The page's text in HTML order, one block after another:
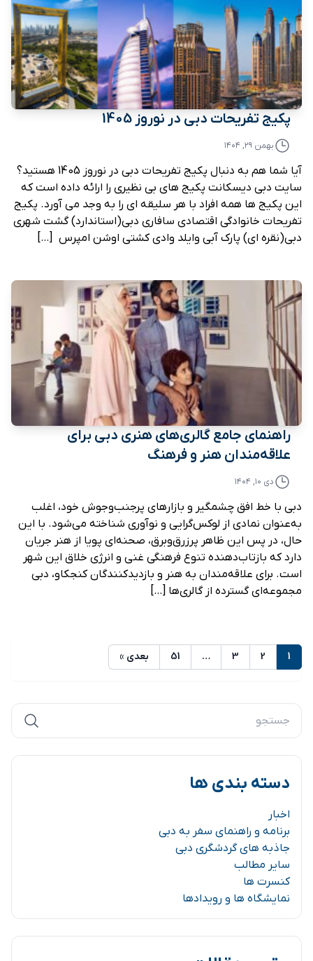
پکیج تفریحات دبی در نوروز 1405
بهمن ۲۹, ۱۴۰۴
آیا شما هم به دنبال پکیج تفریحات دبی در نوروز 1405 هستید؟
سایت دبی دیسکانت پکیج های بی نظیری را ارائه داده است که
این پکیج ها همه افراد با هر سلیقه ای را به وجد می آورد. پکیج
تفریحات خانوادگی اقتصادی سافاری دبی(استاندارد) گشت شهری
دبی(نقره ای) پارک آبی وایلد وادی کشتی اوشن امپرس […]
راهنمای جامع گالری‌های هنری دبی برای
علاقه‌مندان هنر و فرهنگ
دی ۱۰, ۱۴۰۴
دبی با خط افق چشمگیر و بازارهای پرجنب‌وجوش خود، اغلب
به‌عنوان نمادی از لوکس‌گرایی و نوآوری شناخته می‌شود. با این
حال، در پس این ظاهر پرزرق‌وبرق، صحنه‌ای پویا از هنر جریان
دارد که بازتاب‌دهنده تنوع فرهنگی غنی و انرژی خلاق این شهر
است. برای علاقه‌مندان به هنر و بازدیدکنندگان کنجکاو، دبی
مجموعه‌ای گسترده از گالری‌ها […]
1
2
3
…
51 بعدی »
دسته بندی ها
اخبار
برنامه و راهنمای سفر به دبی
جاذبه های گردشگری دبی
سایر مطالب
کنسرت ها
نمایشگاه ها و رویدادها